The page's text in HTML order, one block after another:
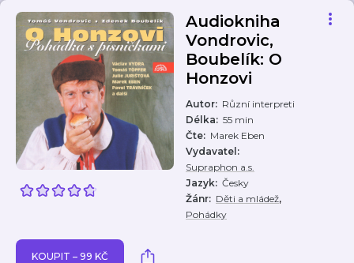
Audiokniha
Vondrovic,
Boubelík: O
Honzovi
Autor: Různí interpreti
Délka: 55 min
Čte: Marek Eben
Vydavatel :
Supraphon a.s.
Jazyk: Česky
Žánr: Děti a mládež,
Pohádky
KOUPIT – 99 KČ